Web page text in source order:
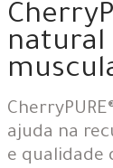
natural
ajuda na
e qualidade